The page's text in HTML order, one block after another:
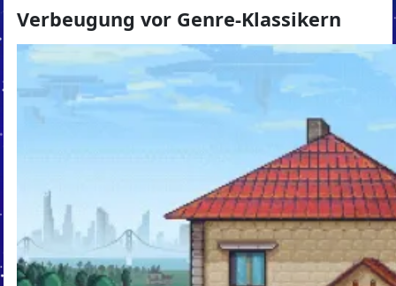
Verbeugung vor Genre-Klassikern